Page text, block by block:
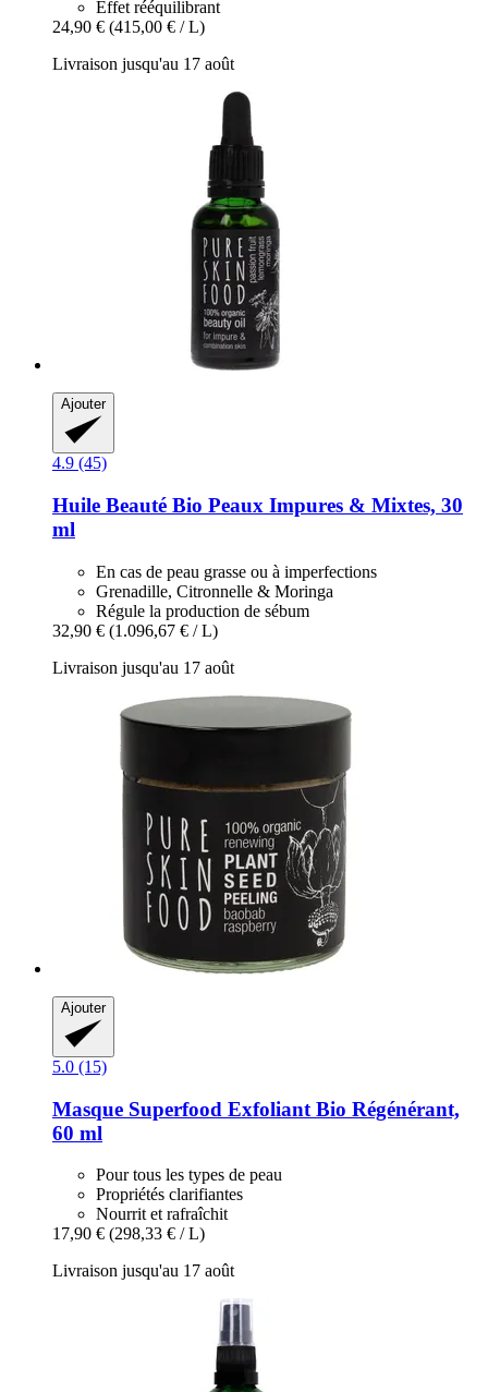
Effet rééquilibrant
24,90 € (415,00 € / L)
Livraison jusqu'au 17 août
Ajouter
4.9 (45)
Huile Beauté Bio Peaux Impures & Mixtes, 30
ml
En cas de peau grasse ou à imperfections
Grenadille, Citronnelle & Moringa
Régule la production de sébum
32,90 € (1.096,67 € / L)
Livraison jusqu'au 17 août
Ajouter
5.0 (15)
Masque Superfood Exfoliant Bio Régénérant,
60 ml
Pour tous les types de peau
Propriétés clarifiantes
Nourrit et rafraîchit
17,90 € (298,33 € / L)
Livraison jusqu'au 17 août